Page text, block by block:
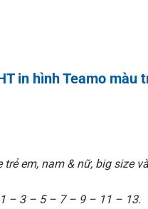
in hình Teamo màu
trẻ em, nam & nữ, big size
– 3 – 5 – 7 – 9 – 11 – 13.